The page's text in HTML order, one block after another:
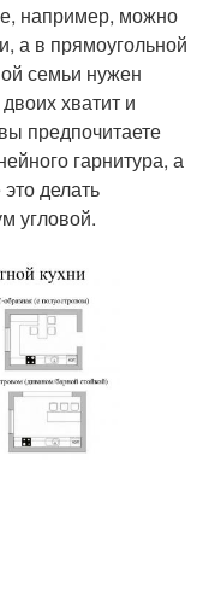
например, можно
а в прямоугольной
семьи нужен
хватит и
предпочитаете
гарнитура, а
делать
угловой.